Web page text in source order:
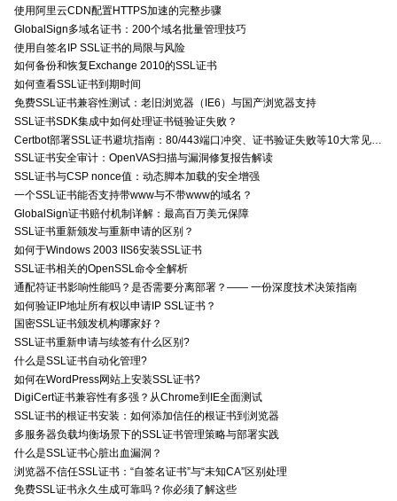
使用阿里云CDN配置HTTPS加速的完整步骤
GlobalSign多域名证书：200个域名批量管理技巧
使用自签名IP SSL证书的局限与风险
如何备份和恢复Exchange 2010的SSL证书
如何查看SSL证书到期时间
免费SSL证书兼容性测试：老旧浏览器（IE6）与国产浏览器支持
SSL证书SDK集成中如何处理证书链验证失败？
SSL证书安全审计：OpenVAS扫描与漏洞修复报告解读
SSL证书与CSP nonce值：动态脚本加载的安全增强
一个SSL证书能否支持带www与不带www的域名？
GlobalSign证书赔付机制详解：最高百万美元保障
SSL证书重新颁发与重新申请的区别？
如何于Windows 2003 IIS6安装SSL证书
SSL证书相关的OpenSSL命令全解析
通配符证书影响性能吗？是否需要分离部署？—— 一份深度技术决策指南
如何验证IP地址所有权以申请IP SSL证书？
国密SSL证书颁发机构哪家好？
SSL证书重新申请与续签有什么区别?
什么是SSL证书自动化管理?
如何在WordPress网站上安装SSL证书?
DigiCert证书兼容性有多强？从Chrome到IE全面测试
SSL证书的根证书安装：如何添加信任的根证书到浏览器
多服务器负载均衡场景下的SSL证书管理策略与部署实践
什么是SSL证书心脏出血漏洞？
浏览器不信任SSL证书：“自签名证书”与“未知CA”区别处理
免费SSL证书永久生成可靠吗？你必须了解这些